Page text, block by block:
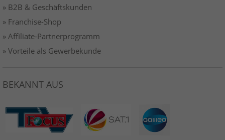
» B2B & Geschäftskunden
» Franchise-Shop
» Affiliate-Partnerprogramm
» Vorteile als Gewerbekunde
BEKANNT AUS